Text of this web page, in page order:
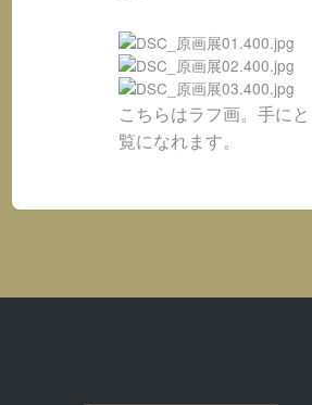
こちらはラフ画。手に
覧になれます。